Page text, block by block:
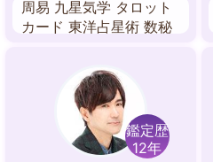
周易 九星気学 タロット
カード 東洋占星術 数秘
鑑定歴
12年